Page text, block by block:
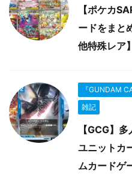
【ポケカ
ードをまと
他特殊レア】
『GUNDAM
雑記
【GCG】
ユニットカ
ムカードゲ